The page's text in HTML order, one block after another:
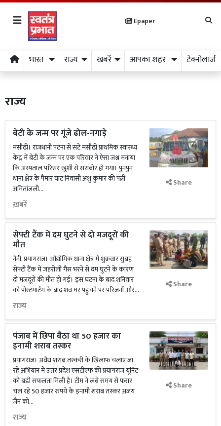
Epaper
भारत राज्य खबरें आपका शहर टेक्नोलाजी
राज्य
बेटी के जन्म पर गूंजे ढोल-नगाड़े
मसौढ़ी। राजधानी पटना से सटे मसौढ़ी प्राथमिक स्वास्थ्य
केंद्र में बेटी के जन्म पर एक परिवार ने ऐसा जश्न मनाया
कि अस्पताल परिसर खुशी से सराबोर हो गया। पुनपुन
थाना क्षेत्र के पैमार घाट निवासी अंशु कुमार की पत्नी
अमितांजली...
ख़बरें
Share
सेफ्टी टैंक में दम घुटने से दो मजदूरों की
मौत
नैनी, प्रयागराज। औद्योगिक थाना क्षेत्र में शुक्रवार सुबह
सेफ्टी टैंक में जहरीली गैस भरने से दम घुटने के कारण
दो मजदूरों की मौत हो गई। इस घटना के बाद शनिवार
को पोस्टमार्टम के बाद शव घर पहुंचने पर परिजनों और...
राज्य
Share
पंजाब में छिपा बैठा था 50 हजार का
इनामी शराब तस्कर
प्रयागराज। अवैध शराब तस्करी के खिलाफ चलाए जा
रहे अभियान में उत्तर प्रदेश एसटीएफ की प्रयागराज यूनिट
को बड़ी सफलता मिली है। टीम ने लंबे समय से फरार
चल रहे 50 हजार रुपये के इनामी शराब तस्कर अजय
जैन को...
राज्य
Share